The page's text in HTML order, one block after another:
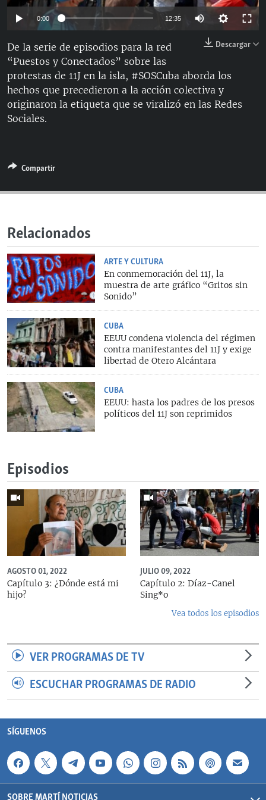
RADIO MARTÍ
ESPECIALES
ESPECIALES
LA REALIDAD DE LA VIVIENDA EN CUBA
SER VIEJO EN CUBA
KENTU-CUBANO
MULTIMEDIA
EDITORIALES
SÍGUENOS
240p 360p
0:00 12:35
144p
360p
480p
Descargar
De la serie de episodios para la red
“Puestos y Conectados” sobre las
protestas de 11J en la isla, #SOSCuba aborda los
hechos que precedieron a la acción colectiva y
originaron la etiqueta que se viralizó en las Redes
Sociales.
Compartir
Relacionados
ARTE Y CULTURA
En conmemoración del 11J, la
muestra de arte gráfico “Gritos sin
Sonido”
CUBA
EEUU condena violencia del régimen
contra manifestantes del 11J y exige
libertad de Otero Alcántara
CUBA
EEUU: hasta los padres de los presos
políticos del 11J son reprimidos
Episodios
AGOSTO 01, 2022
Capítulo 3: ¿Dónde está mi
hijo?
JULIO 09, 2022
Capítulo 2: Díaz-Canel
Sing*o
Vea todos los episodios
VER PROGRAMAS DE TV
ESCUCHAR PROGRAMAS DE RADIO
SÍGUENOS